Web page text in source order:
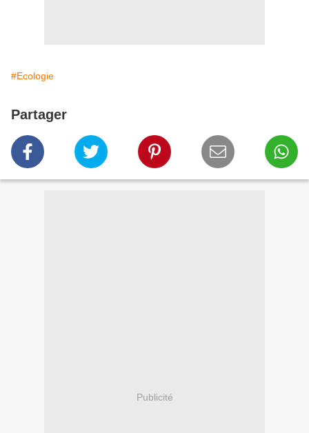
#Ecologie
Partager
Publicité